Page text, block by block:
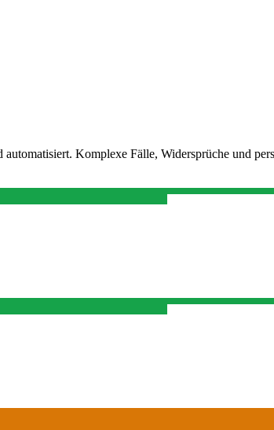
Komplexe Fälle, Widersprüche und